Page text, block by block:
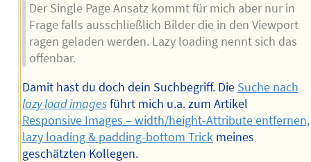
Der Single Page Ansatz kommt für mich aber nur in
Frage falls ausschließlich Bilder die in den Viewport
ragen geladen werden. Lazy loading nennt sich das
offenbar.
Damit hast du doch dein Suchbegriff. Die Suche nach
lazy load imagesführt mich u.a. zum Artikel
Responsive Images – width/height-Attribute entfernen,
lazy loading & padding-bottom Trickmeines
geschätzten Kollegen.